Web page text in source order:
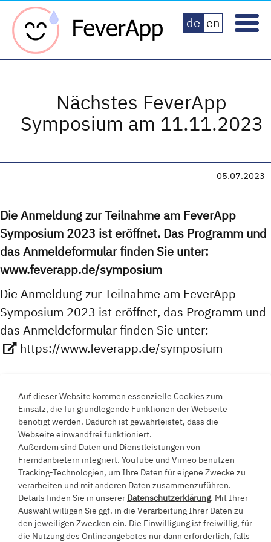
Fever App
de en
Nächstes FeverApp
Symposium am 11.11.2023
05.07.2023
Die Anmeldung zur Teilnahme am FeverApp
Symposium 2023 ist eröffnet. Das Programm und
das Anmeldeformular finden Sie unter:
www.feverapp.de/symposium
Die Anmeldung zur Teilnahme am FeverApp
Symposium 2023 ist eröffnet, das Programm und
das Anmeldeformular finden Sie unter:
https://www.feverapp.de/symposium
Zurück
Ein Projekt an der
Universität Witten/Herdecke
Auf dieser Website kommen essenzielle Cookies zum
Einsatz, die für grundlegende Funktionen der Webseite
benötigt werden. Dadurch ist gewährleistet, dass die
Webseite einwandfrei funktioniert.
Außerdem sind Daten und Dienstleistungen von
Fremdanbietern integriert. YouTube und Vimeo benutzen
Tracking-Technologien, um Ihre Daten für eigene Zwecke zu
verarbeiten und mit anderen Daten zusammenzuführen.
Details finden Sie in unserer Datenschutzerklärung. Mit Ihrer
Auswahl willigen Sie ggf. in die Verarbeitung Ihrer Daten zu
den jeweiligen Zwecken ein. Die Einwilligung ist freiwillig, für
die Nutzung des Onlineangebotes nur dann erforderlich, falls